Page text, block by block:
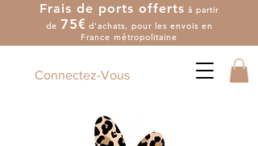
Frais de ports offerts à partir
de 75€ d'achats, pour les envois en
France métropolitaine
Connectez-Vous